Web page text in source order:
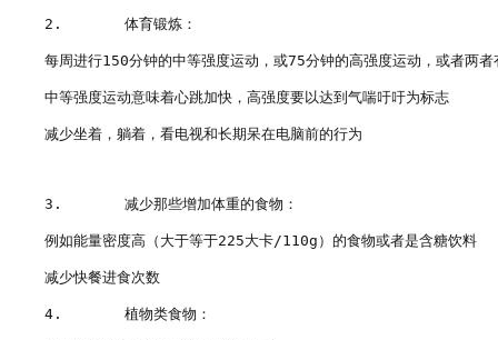
2.       体育锻炼：
每周进行150分钟的中等强度运动，或75分钟的高强度运动，或者两者
中等强度运动意味着心跳加快，高强度要以达到气喘吁吁为标志
减少坐着，躺着，看电视和长期呆在电脑前的行为
3.       减少那些增加体重的食物：
例如能量密度高（大于等于225大卡/110g）的食物或者是含糖饮料
减少快餐进食次数
4.       植物类食物：